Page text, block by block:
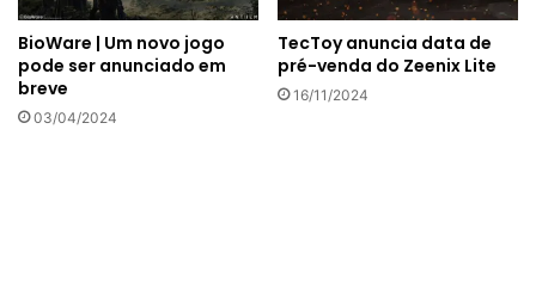
BioWare | Um novo jogo
pode ser anunciado em
breve
03/04/2024
TecToy anuncia data de
pré-venda do Zeenix Lite
16/11/2024